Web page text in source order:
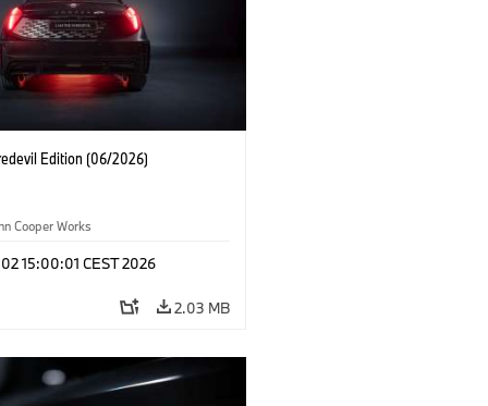
Edition (06/2026)
Cooper Works
15:00:01 CEST 2026
2.03 MB